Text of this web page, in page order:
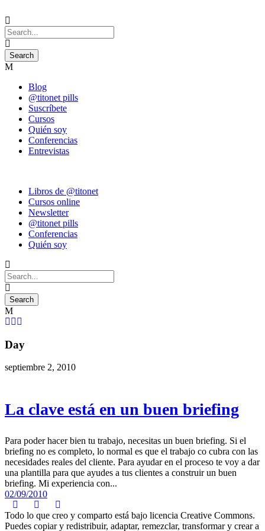
Blog
@titonet pills
Suscríbete
Cursos
Quién soy
Conferencias
Entrevistas
Libros de @titonet
Cursos online
Newsletter
@titonet pills
Conferencias
Quién soy
Day
septiembre 2, 2010
La clave está en un buen briefing
Para poder hacer bien tu trabajo, necesitas un buen briefing. Si el
briefing no es completo, lo normal es que el trabajo co cubra con las
necesidades reales del cliente. Para ayudar en el proceso te voy a dar
una plantilla para que ayudes a tus clientes a construir un buen
briefing. Mi experiencia con...
02/09/2010
Todo lo que creo y comparto está bajo licencia Creative Commons.
Puedes copiar y redistribuir, adaptar, remezclar, transformar y crear a